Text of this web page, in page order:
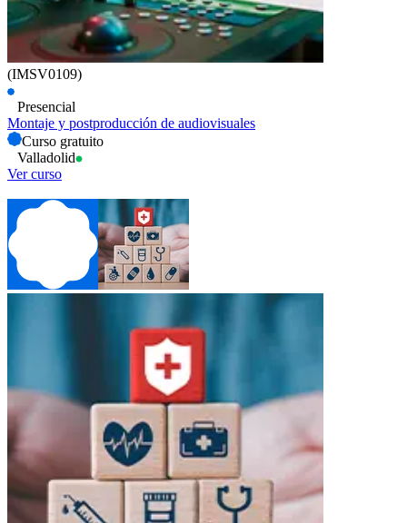
(IMSV0109)
Presencial
Montaje y postproducción de audiovisuales
Curso gratuito
Valladolid
Ver curso